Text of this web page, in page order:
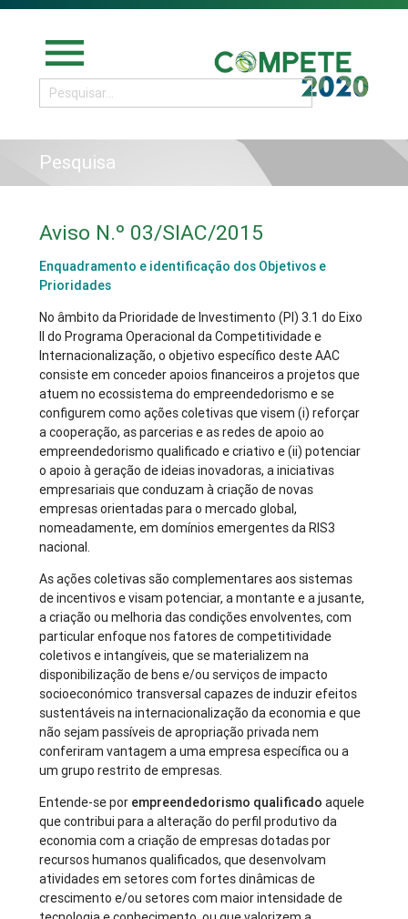
menu
Pesquisa
Aviso N.º 03/SIAC/2015
Enquadramento e identificação dos Objetivos e
Prioridades
No âmbito da Prioridade de Investimento (PI) 3.1 do Eixo
II do Programa Operacional da Competitividade e
Internacionalização, o objetivo específico deste AAC
consiste em conceder apoios financeiros a projetos que
atuem no ecossistema do empreendedorismo e se
configurem como ações coletivas que visem (i) reforçar
a cooperação, as parcerias e as redes de apoio ao
empreendedorismo qualificado e criativo e (ii) potenciar
o apoio à geração de ideias inovadoras, a iniciativas
empresariais que conduzam à criação de novas
empresas orientadas para o mercado global,
nomeadamente, em domínios emergentes da RIS3
nacional.
As ações coletivas são complementares aos sistemas
de incentivos e visam potenciar, a montante e a jusante,
a criação ou melhoria das condições envolventes, com
particular enfoque nos fatores de competitividade
coletivos e intangíveis, que se materializem na
disponibilização de bens e/ou serviços de impacto
socioeconómico transversal capazes de induzir efeitos
sustentáveis na internacionalização da economia e que
não sejam passíveis de apropriação privada nem
conferiram vantagem a uma empresa específica ou a
um grupo restrito de empresas.
Entende-se por empreendedorismo qualificado aquele
que contribui para a alteração do perfil produtivo da
economia com a criação de empresas dotadas por
recursos humanos qualificados, que desenvolvam
atividades em setores com fortes dinâmicas de
crescimento e/ou setores com maior intensidade de